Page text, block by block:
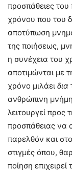
προσπάθειες του
χρόνου που του
αποτύπωση
της ποιήσεως,
η συνέχεια του
αποτιμώνται με
χρόνο μιλάει δια
ανθρώπινη μνήμη
λειτουργεί προς
προσπάθειας να
παρελθόν και
στιγμές όπου,
ποίηση